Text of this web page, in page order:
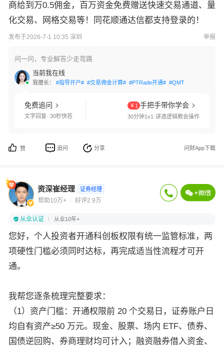
商给到万0.5佣金，百万资金免费赠送快速交易通道、量
化交易、网格交易等！同花顺通达信都支持登录的！
发布于2026-7-1 10:35 深圳 举报
问一问，专业解答少走弯路
当前我在线
我擅长： #指导开户# #交易佣金计算# #PTRade开通# #QMT开通#
免费追问
文字回复· 30秒快答
￥1 手把手带你学会
30分钟1v1·讲透逻辑教会操作
赞 追问 分享 问财App下载
资深崔经理 证券经理
帮助10万+ 好评2.9万
从业认证 从业10年+
您好，个人投资者开通科创板权限有统一监管标准，两
项硬性门槛必须同时达标，再完成适当性流程才可开
通。
我帮您逐条梳理完整要求：
（1）资产门槛：开通权限前 20 个交易日，证券账户日
均自有资产≥50 万元。现金、股票、场内 ETF、债券、
国债逆回购、券商理财均可计入；融资融券借入资金、